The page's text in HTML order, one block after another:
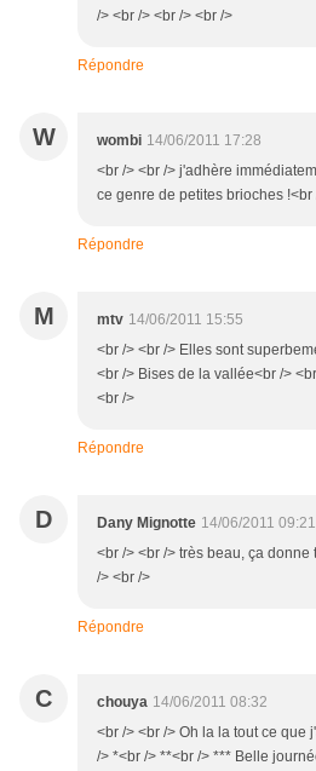
/> <br /> <br /> <br />
Répondre
W wombi 14/06/2011 17:28
<br /> <br /> j'adhère
ce genre de petites brioches !<br
Répondre
M mtv 14/06/2011 15:55
<br /> <br /> Elles sont
<br /> Bises de la vallée<br />
<br />
Répondre
D Dany Mignotte 14/06/2011 09:21
<br /> <br /> très beau, ça donne
/> <br />
Répondre
C chouya 14/06/2011 08:32
<br /> <br /> Oh la la tout ce que
/> *<br /> **<br /> *** Belle